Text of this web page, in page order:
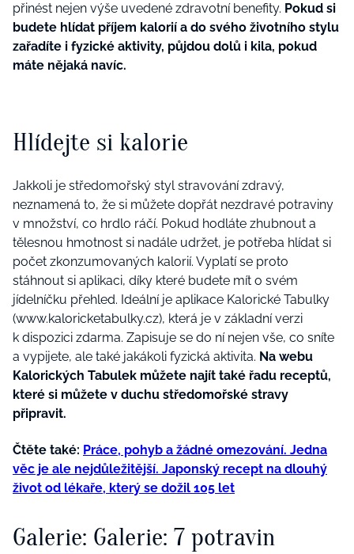
přinést nejen výše uvedené zdravotní benefity. Pokud si
budete hlídat příjem kalorií a do svého životního stylu
zařadíte i fyzické aktivity, půjdou dolů i kila, pokud
máte nějaká navíc.
Hlídejte si kalorie
Jakkoli je středomořský styl stravování zdravý,
neznamená to, že si můžete dopřát nezdravé potraviny
v množství, co hrdlo ráčí. Pokud hodláte zhubnout a
tělesnou hmotnost si nadále udržet, je potřeba hlídat si
počet zkonzumovaných kalorií. Vyplatí se proto
stáhnout si aplikaci, díky které budete mít o svém
jídelníčku přehled. Ideální je aplikace Kalorické Tabulky
(www.kaloricketabulky.cz), která je v základní verzi
k dispozici zdarma. Zapisuje se do ní nejen vše, co sníte
a vypijete, ale také jakákoli fyzická aktivita. Na webu
Kalorických Tabulek můžete najít také řadu receptů,
které si můžete v duchu středomořské stravy
připravit.
Čtěte také: Práce, pohyb a žádné omezování. Jedna
věc je ale nejdůležitější. Japonský recept na dlouhý
život od lékaře, který se dožil 105 let
Galerie: Galerie: 7 potravin